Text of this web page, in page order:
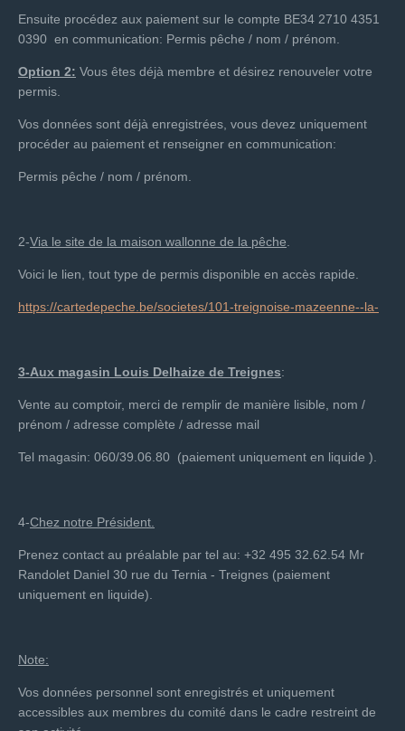
Ensuite procédez aux paiement sur le compte BE34 2710 4351
0390 en communication: Permis pêche / nom / prénom.
Option 2: Vous êtes déjà membre et désirez renouveler votre
permis.
Vos données sont déjà enregistrées, vous devez uniquement
procéder au paiement et renseigner en communication:
Permis pêche / nom / prénom.
2-Via le site de la maison wallonne de la pêche
Voici le lien, tout type de permis disponible en accès rapide.
https://cartedepeche.be/societes/101-treignoise-mazeenne--la-
3-Aux magasin Louis Delhaize de Treignes:
Vente au comptoir, merci de remplir de manière lisible, nom /
prénom / adresse complète / adresse mail
Tel magasin: 060/39.06.80 (paiement uniquement en liquide ).
4-Chez notre Président.
Prenez contact au préalable par tel au: +32 495 32.62.54 Mr
Randolet Daniel 30 rue du Ternia - Treignes (paiement
uniquement en liquide).
Note:
Vos données personnel sont enregistrés et uniquement
accessibles aux membres du comité dans le cadre restreint de